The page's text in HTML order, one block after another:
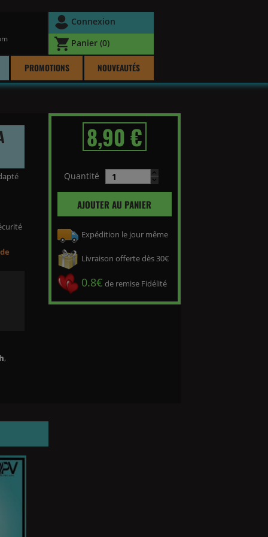
Connexion
Panier (0)
PROMOTIONS NOUVEAUTÉS
,
8,90 €
Quantité
AJOUTER AU PANIER
Expédition le jour même
Livraison offerte dès 30€
0.8€ de remise Fidélité